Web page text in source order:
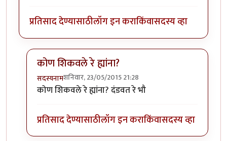
प्रतिसाद देण्यासाठीलॉग इन कराकिंवासदस्य व्हा
कोण शिकवले रे ह्यांना?
सदस्यनामशनिवार, 23/05/2015 21:28
In reply toमला येथे माझ्या कविता, चारोळ्या द्यावयाच्या
कोण शिकवले रे ह्यांना? दंडवत रे भौ
प्रतिसाद देण्यासाठीलॉग इन कराकिंवासदस्य व्हा